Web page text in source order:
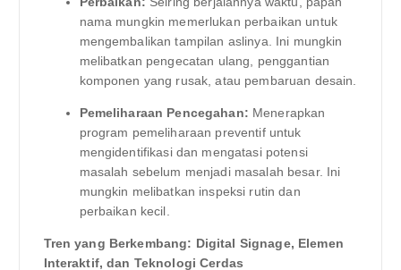
nama mungkin memerlukan perbaikan untuk
mengembalikan tampilan aslinya. Ini mungkin
melibatkan pengecatan ulang, penggantian
komponen yang rusak, atau pembaruan desain.
Pemeliharaan Pencegahan: Menerapkan
program pemeliharaan preventif untuk
mengidentifikasi dan mengatasi potensi
masalah sebelum menjadi masalah besar. Ini
mungkin melibatkan inspeksi rutin dan
perbaikan kecil.
Tren yang Berkembang: Digital Signage, Elemen
Interaktif, dan Teknologi Cerdas